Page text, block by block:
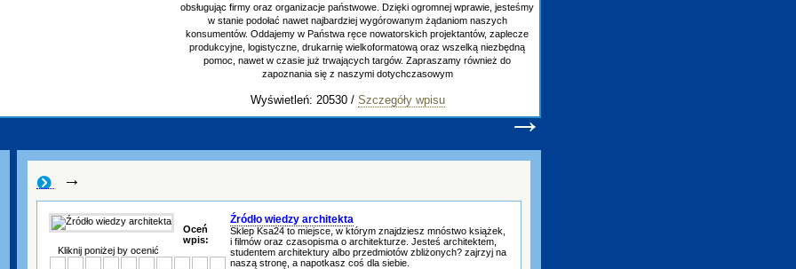
obsługując firmy oraz organizacje państwowe. Dzięki ogromnej wprawie, jesteśmy
w stanie podołać nawet najbardziej wygórowanym żądaniom naszych
konsumentów. Oddajemy w Państwa ręce nowatorskich projektantów, zaplecze
produkcyjne, logistyczne, drukarnię wielkoformatową oraz wszelką niezbędną
pomoc, nawet w czasie już trwających targów. Zapraszamy również do
zapoznania się z naszymi dotychczasowym
Wyświetleń: 20530 / Szczegóły wpisu
→
→
Oceń
wpis:
Kliknij poniżej by ocenić
Źródło wiedzy architekta
Sklep Ksa24 to miejsce, w którym znajdziesz mnóstwo książek,
i filmów oraz czasopisma o architekturze. Jesteś architektem,
studentem architektury albo przedmiotów zbliżonych? zajrzyj na
naszą stronę, a napotkasz coś dla siebie.